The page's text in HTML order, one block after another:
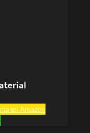
en Amazon